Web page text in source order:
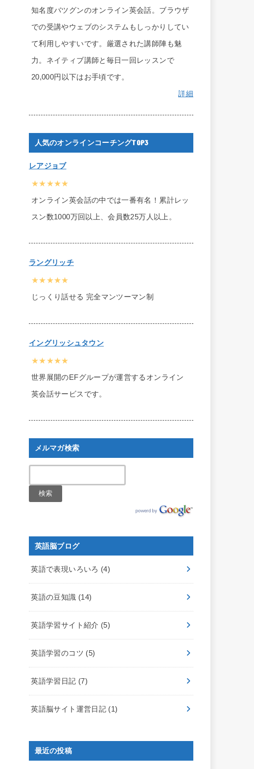
知名度バツグンのオンライン英会話。ブラウザ
での受講やウェブのシステムもしっかりしてい
て利用しやすいです。厳選された講師陣も魅
力。ネイティブ講師と毎日一回レッスンで
20,000円以下はお手頃です。
詳細
人気のオンラインコーチングTOP3
レアジョブ
★★★★★
オンライン英会話の中では一番有名！累計レッ
スン数1000万回以上、会員数25万人以上。
ラングリッチ
★★★★★
じっくり話せる 完全マンツーマン制
イングリッシュタウン
★★★★★
世界展開のEFグループが運営するオンライン
英会話サービスです。
メルマガ検索
英語脳ブログ
英語で表現いろいろ (4)
英語の豆知識 (14)
英語学習サイト紹介 (5)
英語学習のコツ (5)
英語学習日記 (7)
英語脳サイト運営日記 (1)
最近の投稿